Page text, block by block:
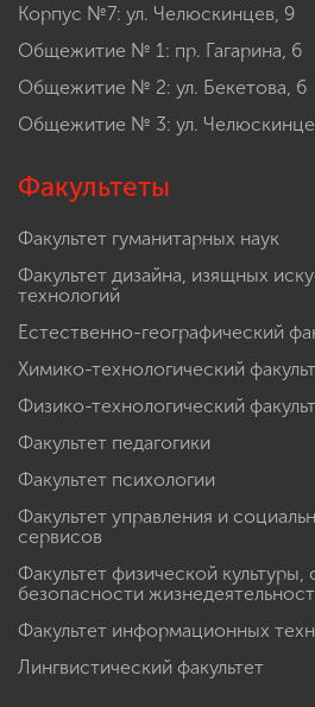
Корпус №7: ул. Челюскинцев, 9
Общежитие № 1: пр. Гагарина, 6
Общежитие № 2: ул. Бекетова, 6
Общежитие № 3: ул.
Факультеты
Факультет гуманитарных наук
Факультет дизайна, изящных
технологий
Естественно-географический
Химико-технологический
Физико-технологический
Факультет педагогики
Факультет психологии
Факультет управления и
сервисов
Факультет физической культуры,
безопасности
Факультет информационных
Лингвистический факультет